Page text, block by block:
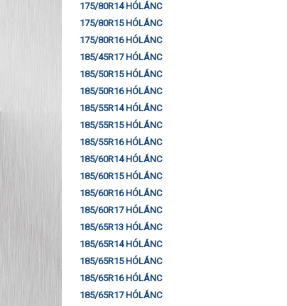
175/80R14 HÓLÁNC
175/80R15 HÓLÁNC
175/80R16 HÓLÁNC
185/45R17 HÓLÁNC
185/50R15 HÓLÁNC
185/50R16 HÓLÁNC
185/55R14 HÓLÁNC
185/55R15 HÓLÁNC
185/55R16 HÓLÁNC
185/60R14 HÓLÁNC
185/60R15 HÓLÁNC
185/60R16 HÓLÁNC
185/60R17 HÓLÁNC
185/65R13 HÓLÁNC
185/65R14 HÓLÁNC
185/65R15 HÓLÁNC
185/65R16 HÓLÁNC
185/65R17 HÓLÁNC